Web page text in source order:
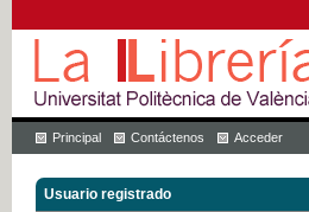
Principal Contáctenos Acceder
Usuario registrado